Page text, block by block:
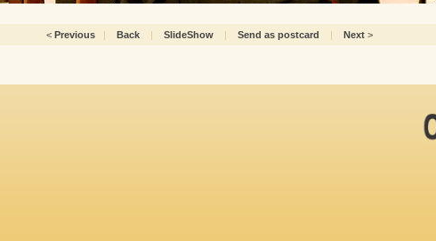
< Previous | Back | SlideShow | Send as postcard | Next>